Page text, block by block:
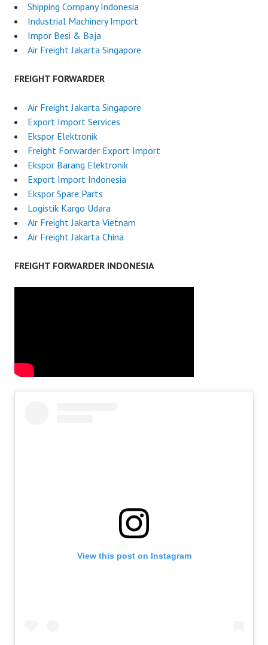
Shipping Company Indonesia
Industrial Machinery Import
Impor Besi & Baja
Air Freight Jakarta Singapore
FREIGHT FORWARDER
Air Freight Jakarta Singapore
Export Import Services
Ekspor Elektronik
Freight Forwarder Export Import
Ekspor Barang Elektronik
Export Import Indonesia
Ekspor Spare Parts
Logistik Kargo Udara
Air Freight Jakarta Vietnam
Air Freight Jakarta China
FREIGHT FORWARDER INDONESIA
View this post on Instagram